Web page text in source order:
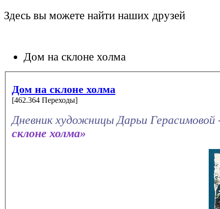
Здесь вы можете найти наших друзей
Дом на склоне холма
Дом на склоне холма
[462.364 Переходы]
Дневник художницы Дарьи
склоне холма»